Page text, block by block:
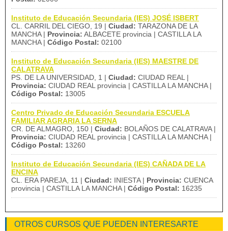
Instituto de Educación Secundaria (IES) JOSÉ ISBERT
CL. CARRIL DEL CIEGO, 19 | Ciudad: TARAZONA DE LA
MANCHA | Provincia: ALBACETE provincia | CASTILLA LA
MANCHA | Código Postal: 02100
Instituto de Educación Secundaria (IES) MAESTRE DE
CALATRAVA
PS. DE LA UNIVERSIDAD, 1 | Ciudad: CIUDAD REAL |
Provincia: CIUDAD REAL provincia | CASTILLA LA MANCHA |
Código Postal: 13005
Centro Privado de Educación Secundaria ESCUELA
FAMILIAR AGRARIA LA SERNA
CR. DE ALMAGRO, 150 | Ciudad: BOLAÑOS DE CALATRAVA |
Provincia: CIUDAD REAL provincia | CASTILLA LA MANCHA |
Código Postal: 13260
Instituto de Educación Secundaria (IES) CAÑADA DE LA
ENCINA
CL. ERA PAREJA, 11 | Ciudad: INIESTA | Provincia: CUENCA
provincia | CASTILLA LA MANCHA | Código Postal: 16235
OTROS CURSOS QUE PUEDEN INTERESARTE